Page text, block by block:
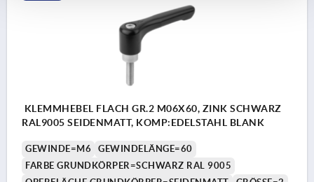
KLEMMHEBEL FLACH GR.2 M06X60, ZINK SCHWARZ
RAL9005 SEIDENMATT, KOMP:EDELSTAHL BLANK
GEWINDE=M6
GEWINDELÄNGE=60
FARBE GRUNDKÖRPER=SCHWARZ RAL 9005